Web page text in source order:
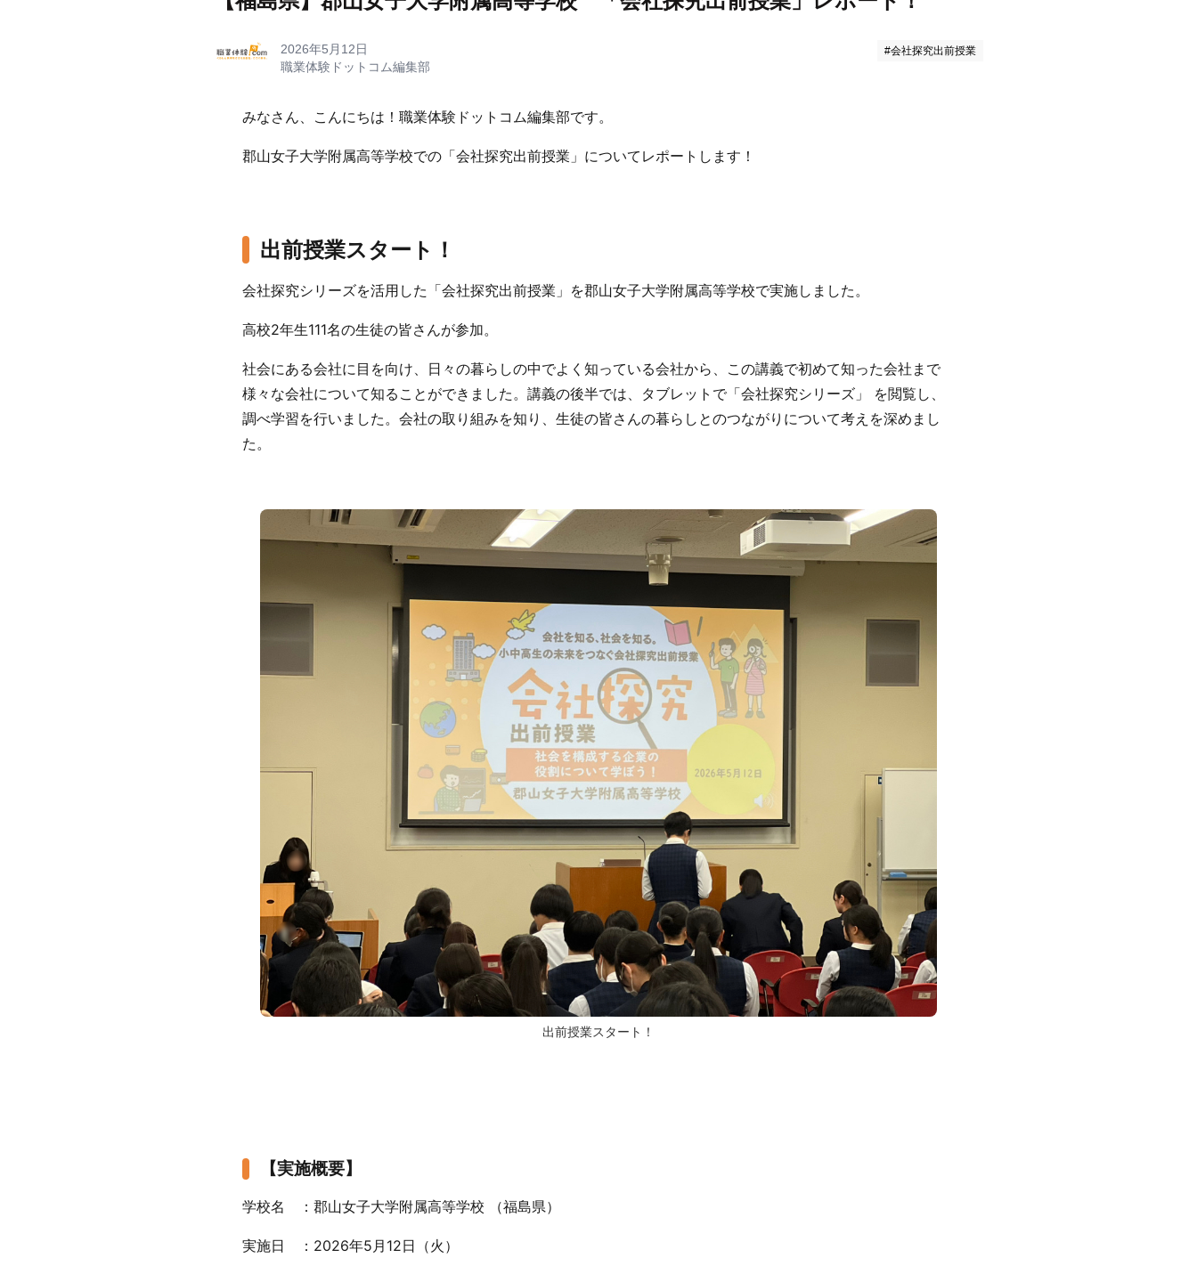
2026年5月12日
職業体験ドットコム編集部
#会社探究出前授業
みなさん、こんにちは！職業体験ドットコム編集部です。
郡山女子大学附属高等学校での「会社探究出前授業」についてレポートします！
出前授業スタート！
会社探究シリーズを活用した「会社探究出前授業」を郡山女子大学附属高等学校で実施しました。
高校2年生111名の生徒の皆さんが参加。
社会にある会社に目を向け、日々の暮らしの中でよく知っている会社から、この講義で初めて知った会社まで
様々な会社について知ることができました。講義の後半では、タブレットで「会社探究シリーズ」 を閲覧し、
調べ学習を行いました。会社の取り組みを知り、生徒の皆さんの暮らしとのつながりについて考えを深めまし
た。
出前授業スタート！
【実施概要】
学校名 ：郡山女子大学附属高等学校 （福島県）
実施日 ：2026年5月12日（火）